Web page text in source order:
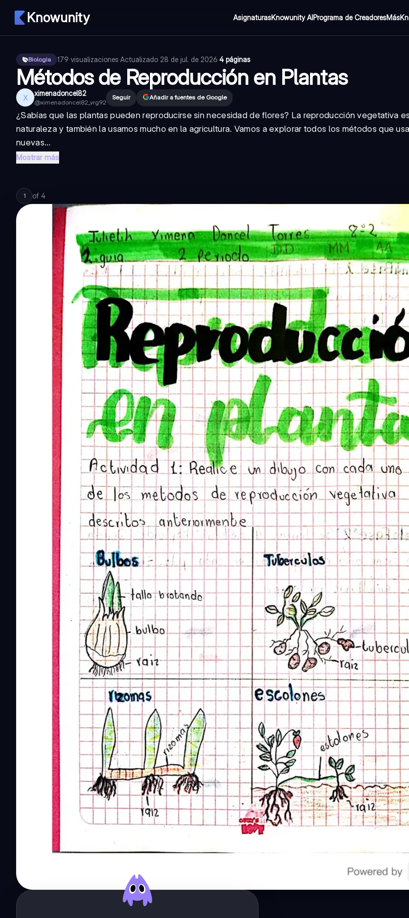
Knowunity AsignaturasKnowunity AIPrograma de CreadoresMás
Biologia 179 visualizaciones·Actualizado 28 de jul. de 2026·4 páginas
Métodos de Reproducción en Plantas
X ximenadoncel82
@ximenadoncel82_vrg92
Seguir Añadir a fuentes de Google
¿Sabías que las plantas pueden reproducirse sin necesidad de flores? La reproducción vegetativa
naturaleza y también la usamos mucho en la agricultura. Vamos a explorar todos los métodos que
nuevas...
Mostrar más
1 of 4